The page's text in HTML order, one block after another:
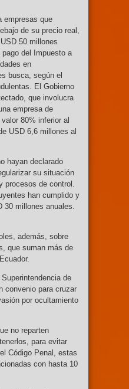
empresas que
de su precio real,
50 millones
del Impuesto a
en
busca, según el
El Gobierno
que involucra
empresa de
80% inferior al
USD 6,6 millones al
hayan declarado
su situación
procesos de control.
han cumplido y
30 millones anuales.
además, sobre
que suman más de
de
convenio para cruzar
por ocultamiento
no reparten
para evitar
Código Penal, estas
con hasta 10